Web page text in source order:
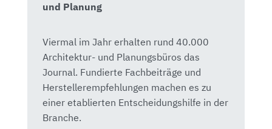
und Planung
Viermal im Jahr erhalten rund 40.000
Architektur- und Planungsbüros das
Journal. Fundierte Fachbeiträge und
Herstellerempfehlungen machen es zu
einer etablierten Entscheidungshilfe in der
Branche.